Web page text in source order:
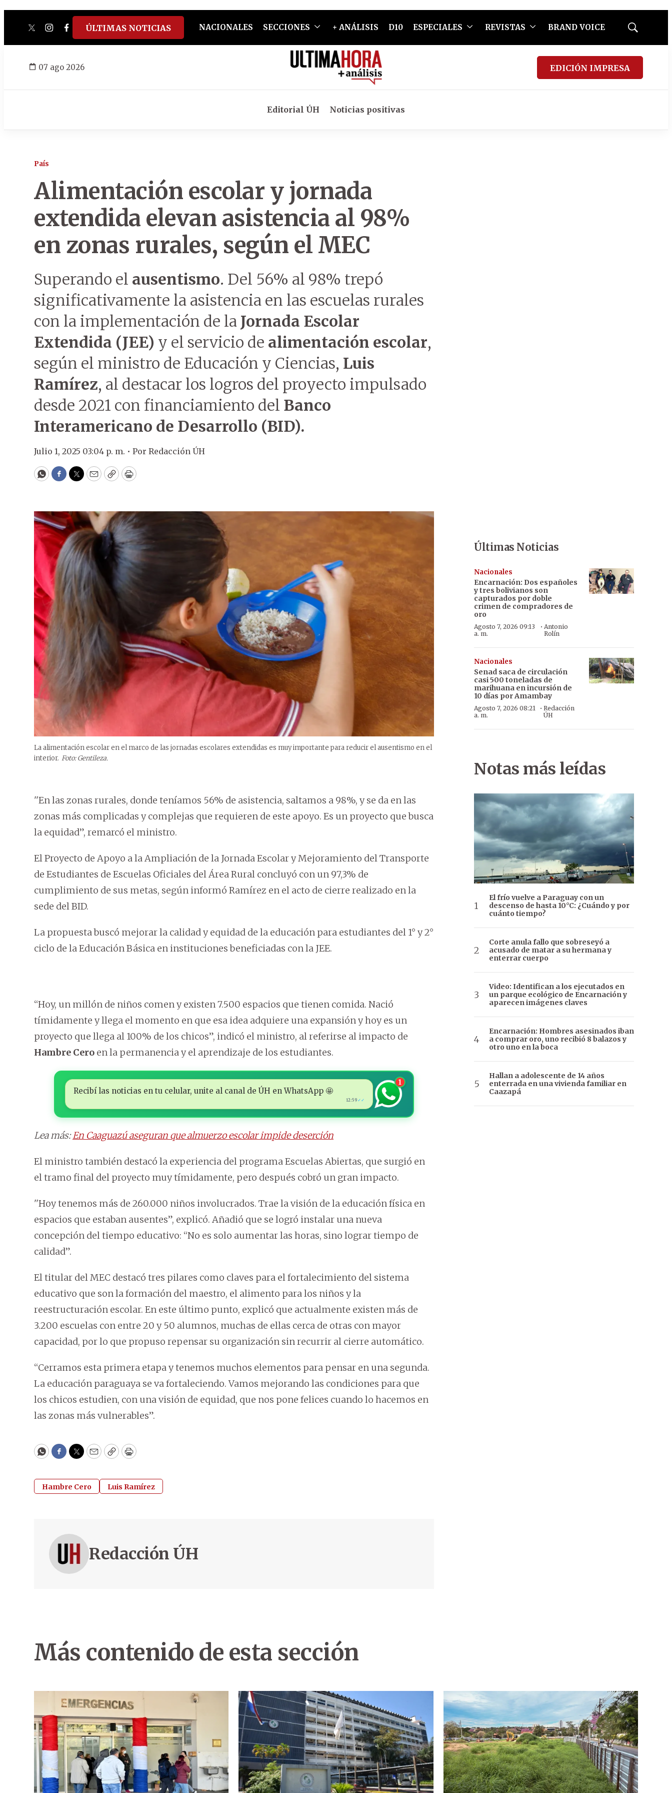
twitterinstagram
facebook
tiktokyoutube
spotify
ÚLTIMAS NOTICIAS NACIONALES SECCIONES + ANÁLISIS D10 ESPECIALES REVISTAS BRAND VOICE
Mostrar
07 ago 2026 EDICIÓN IMPRESA
Editorial ÚH Noticias positivas
País
Alimentación escolar y jornada
extendida elevan asistencia al 98%
en zonas rurales, según el MEC
Superando el ausentismo. Del 56% al 98% trepó
significativamente la asistencia en las escuelas rurales
con la implementación de la Jornada Escolar
Extendida (JEE) y el servicio de alimentación escolar,
según el ministro de Educación y Ciencias, Luis
Ramírez, al destacar los logros del proyecto impulsado
desde 2021 con financiamiento del Banco
Interamericano de Desarrollo (BID).
Julio 1, 2025 03:04 p. m. • Por Redacción ÚH
WhatsApp
Facebook
Twitter
EmailCopyPrint
La alimentación escolar en el marco de las jornadas escolares extendidas es muy importante para reducir el ausentismo en el
interior. Foto: Gentileza.
''En las zonas rurales, donde teníamos 56% de asistencia, saltamos a 98%, y se da en las
zonas más complicadas y complejas que requieren de este apoyo. Es un proyecto que busca
la equidad”, remarcó el ministro.
El Proyecto de Apoyo a la Ampliación de la Jornada Escolar y Mejoramiento del Transporte
de Estudiantes de Escuelas Oficiales del Área Rural concluyó con un 97,3% de
cumplimiento de sus metas, según informó Ramírez en el acto de cierre realizado en la
sede del BID.
La propuesta buscó mejorar la calidad y equidad de la educación para estudiantes del 1° y 2°
ciclo de la Educación Básica en instituciones beneficiadas con la JEE.
“Hoy, un millón de niños comen y existen 7.500 espacios que tienen comida. Nació
tímidamente y llega el momento en que esa idea adquiere una expansión y hoy es un
proyecto que llega al 100% de los chicos”, indicó el ministro, al referirse al impacto de
Hambre Cero en la permanencia y el aprendizaje de los estudiantes.
Recibí las noticias en tu celular, unite al canal de ÚH en WhatsApp 🤩
12:59 ✓✓
1
Lea más:En Caaguazú aseguran que almuerzo escolar impide deserción
El ministro también destacó la experiencia del programa Escuelas Abiertas, que surgió en
el tramo final del proyecto muy tímidamente, pero después cobró un gran impacto.
''Hoy tenemos más de 260.000 niños involucrados. Trae la visión de la educación física en
espacios que estaban ausentes”, explicó. Añadió que se logró instalar una nueva
concepción del tiempo educativo: “No es solo aumentar las horas, sino lograr tiempo de
calidad”.
El titular del MEC destacó tres pilares como claves para el fortalecimiento del sistema
educativo que son la formación del maestro, el alimento para los niños y la
reestructuración escolar. En este último punto, explicó que actualmente existen más de
3.200 escuelas con entre 20 y 50 alumnos, muchas de ellas cerca de otras con mayor
capacidad, por lo que propuso repensar su organización sin recurrir al cierre automático.
“Cerramos esta primera etapa y tenemos muchos elementos para pensar en una segunda.
La educación paraguaya se va fortaleciendo. Vamos mejorando las condiciones para que
los chicos estudien, con una visión de equidad, que nos pone felices cuando lo hacemos en
las zonas más vulnerables”.
WhatsApp
Facebook
Twitter
EmailCopyPrint
Hambre Cero Luis Ramírez
Redacción ÚH
Últimas Noticias
Nacionales
Encarnación: Dos españoles
y tres bolivianos son
capturados por doble
crimen de compradores de
oro
Agosto 7, 2026 09:13
a. m.
·Antonio
Rolín
Nacionales
Senad saca de circulación
casi 500 toneladas de
marihuana en incursión de
10 días por Amambay
Agosto 7, 2026 08:21
a. m.
·Redacción
ÚH
Notas más leídas
El frío vuelve a Paraguay con un
descenso de hasta 10°C: ¿Cuándo y por
cuánto tiempo?
Corte anula fallo que sobreseyó a
acusado de matar a su hermana y
enterrar cuerpo
Video: Identifican a los ejecutados en
un parque ecológico de Encarnación y
aparecen imágenes claves
Encarnación: Hombres asesinados iban
a comprar oro, uno recibió 8 balazos y
otro uno en la boca
Hallan a adolescente de 14 años
enterrada en una vivienda familiar en
Caazapá
Más contenido de esta sección